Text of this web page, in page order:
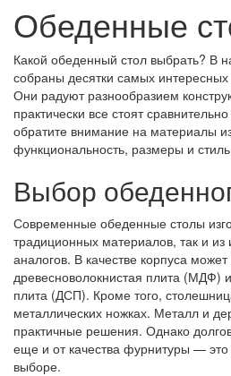
Обеденные
Какой обеденный стол выбрать? В
собраны десятки самых
Они радуют разнообразием
практически все стоят
обратите внимание на материалы
функциональность, размеры и
Выбор
Современные обеденные столы
традиционных материалов, так и из
аналогов. В качестве корпуса
древесноволокнистая плита (МДФ)
плита (ДСП). Кроме того,
металлических ножках. Металл и
практичные решения. Однако
еще и от качества фурнитуры — это
выборе.